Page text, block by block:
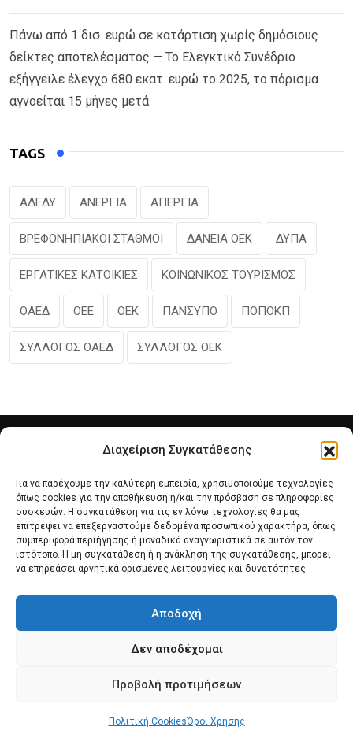
Διαχείριση Συγκατάθεσης
Για να παρέχουμε την καλύτερη εμπειρία, χρησιμοποιούμε τεχνολογίες
όπως cookies για την αποθήκευση ή/και την πρόσβαση σε πληροφορίες
συσκευών. Η συγκατάθεση για τις εν λόγω τεχνολογίες θα μας
επιτρέψει να επεξεργαστούμε δεδομένα προσωπικού χαρακτήρα, όπως
συμπεριφορά περιήγησης ή μοναδικά αναγνωριστικά σε αυτόν τον
ιστότοπο. Η μη συγκατάθεση ή η ανάκληση της συγκατάθεσης, μπορεί
να επηρεάσει αρνητικά ορισμένες λειτουργίες και δυνατότητες.
Αποδοχή
Δεν αποδέχομαι
Προβολή προτιμήσεων
Πολιτική CookiesΌροι Χρήσης
Πάνω από 1 δισ. ευρώ σε κατάρτιση χωρίς δημόσιους
δείκτες αποτελέσματος — Το Ελεγκτικό Συνέδριο
εξήγγειλε έλεγχο 680 εκατ. ευρώ το 2025, το πόρισμα
αγνοείται 15 μήνες μετά
TAGS
ΑΔΕΔΥ ΑΝΕΡΓΙΑ ΑΠΕΡΓΙΑ
ΒΡΕΦΟΝΗΠΙΑΚΟΙ ΣΤΑΘΜΟΙ ΔΑΝΕΙΑ ΟΕΚ ΔΥΠΑ
ΕΡΓΑΤΙΚΕΣ ΚΑΤΟΙΚΙΕΣ ΚΟΙΝΩΝΙΚΟΣ ΤΟΥΡΙΣΜΟΣ
ΟΑΕΔ ΟΕΕ ΟΕΚ ΠΑΝΣΥΠΟ ΠΟΠΟΚΠ
ΣΥΛΛΟΓΟΣ ΟΑΕΔ ΣΥΛΛΟΓΟΣ ΟΕΚ
Αρχική Νέα του Συλλόγου Θέματα e-Magazino
Πολιτική Cookies (ΕΕ)
© 2025 pansypo.gr